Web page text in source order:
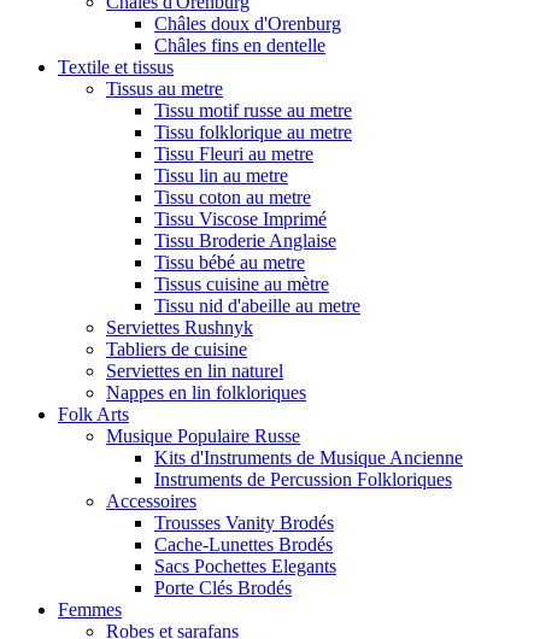
Châles doux d'Orenburg
Châles fins en dentelle
Textile et tissus
Tissus au metre
Tissu motif russe au metre
Tissu folklorique au metre
Tissu Fleuri au metre
Tissu lin au metre
Tissu coton au metre
Tissu Viscose Imprimé
Tissu Broderie Anglaise
Tissu bébé au metre
Tissus cuisine au mètre
Tissu nid d'abeille au metre
Serviettes Rushnyk
Tabliers de cuisine
Serviettes en lin naturel
Nappes en lin folkloriques
Folk Arts
Musique Populaire Russe
Kits d'Instruments de Musique Ancienne
Instruments de Percussion Folkloriques
Accessoires
Trousses Vanity Brodés
Cache-Lunettes Brodés
Sacs Pochettes Elegants
Porte Clés Brodés
Femmes
Robes et sarafans